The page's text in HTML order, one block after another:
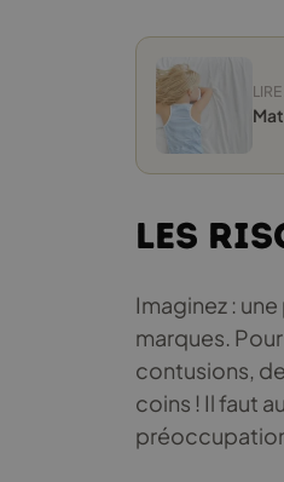
Les
Imaginez :
marques.
contusions,
coins ! Il faut